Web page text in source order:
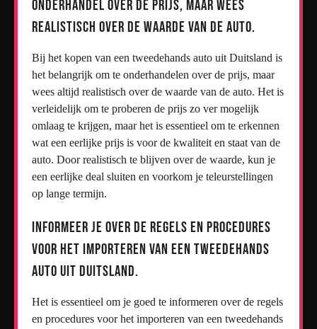
Onderhandel over de prijs, maar wees
realistisch over de waarde van de auto.
Bij het kopen van een tweedehands auto uit Duitsland is
het belangrijk om te onderhandelen over de prijs, maar
wees altijd realistisch over de waarde van de auto. Het is
verleidelijk om te proberen de prijs zo ver mogelijk
omlaag te krijgen, maar het is essentieel om te erkennen
wat een eerlijke prijs is voor de kwaliteit en staat van de
auto. Door realistisch te blijven over de waarde, kun je
een eerlijke deal sluiten en voorkom je teleurstellingen
op lange termijn.
Informeer je over de regels en procedures
voor het importeren van een tweedehands
auto uit Duitsland.
Het is essentieel om je goed te informeren over de regels
en procedures voor het importeren van een tweedehands